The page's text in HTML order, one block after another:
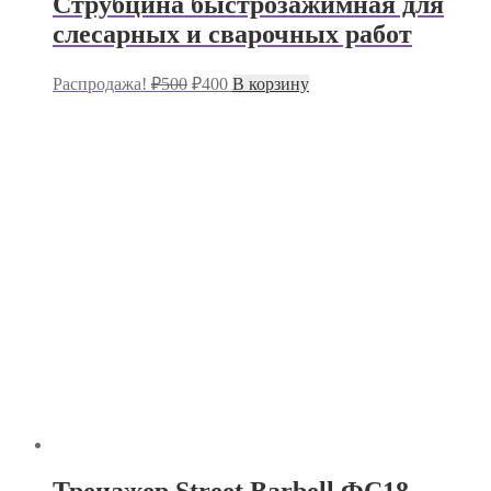
слесарных и сварочных работ
Распродажа! ₽500 Первоначальная
₽400Текущая
цена:
В корзину